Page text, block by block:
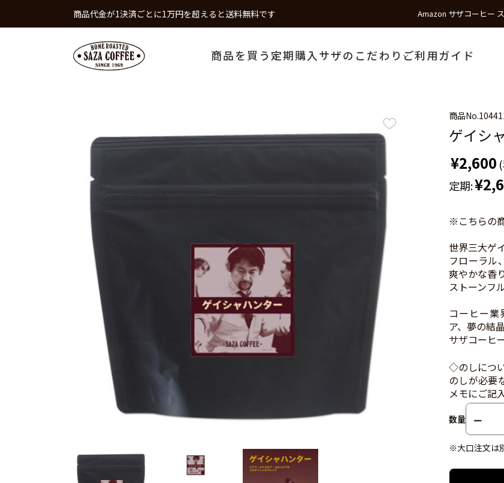
商品代金が1決済ごとに1万円を超えると送料無料です Amazon サザコーヒー
商品を買う 定期購入 サザのこだわり ご利用ガイド
商品No.
ゲイシ
¥2,600
定期:
※こちらの
世界三大ゲ
フローラル
爽やかな香り
ストーンフ
コーヒー業
ア、夢の結
サザコーヒ
◇のしにつ
のしが必要
メモにご記
数量
※大口注文は